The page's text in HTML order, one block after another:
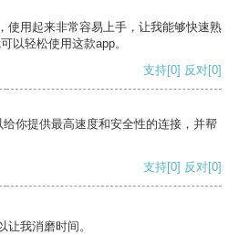
使用起来非常容易上手，让我能够快速熟
以轻松使用这款app。
支持[0] 反对[0]
你提供最高速度和安全性的连接，并帮
支持[0] 反对[0]
让我消磨时间。